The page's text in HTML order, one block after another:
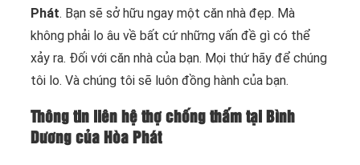
Phát. Bạn sẽ sở hữu ngay một căn nhà đẹp. Mà
không phải lo âu về bất cứ những vấn đề gì có thể
xảy ra. Đối với căn nhà của bạn. Mọi thứ hãy để chúng
tôi lo. Và chúng tôi sẽ luôn đồng hành của bạn.
Thông tin liên hệ thợ chống thấm tại Bình
Dương của Hòa Phát